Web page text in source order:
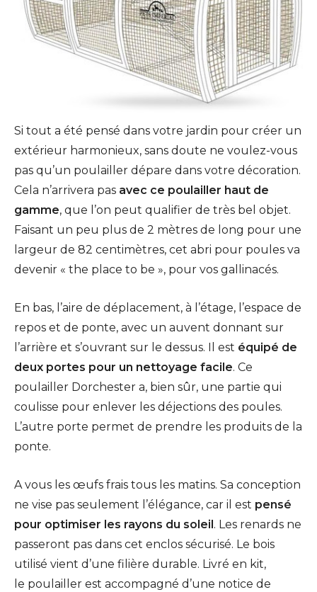
Si tout a été pensé dans votre jardin pour créer un
extérieur harmonieux, sans doute ne voulez-vous
pas qu’un poulailler dépare dans votre décoration.
Cela n’arrivera pas avec ce poulailler haut de
gamme, que l’on peut qualifier de très bel objet.
Faisant un peu plus de 2 mètres de long pour une
largeur de 82 centimètres, cet abri pour poules va
devenir « the place to be », pour vos gallinacés.
En bas, l’aire de déplacement, à l’étage, l’espace de
repos et de ponte, avec un auvent donnant sur
l’arrière et s’ouvrant sur le dessus. Il est équipé de
deux portes pour un nettoyage facile. Ce
poulailler Dorchester a, bien sûr, une partie qui
coulisse pour enlever les déjections des poules.
L’autre porte permet de prendre les produits de la
ponte.
A vous les œufs frais tous les matins. Sa conception
ne vise pas seulement l’élégance, car il est pensé
pour optimiser les rayons du soleil . Les renards ne
passeront pas dans cet enclos sécurisé. Le bois
utilisé vient d’une filière durable. Livré en kit,
le poulailler est accompagné d’une notice de